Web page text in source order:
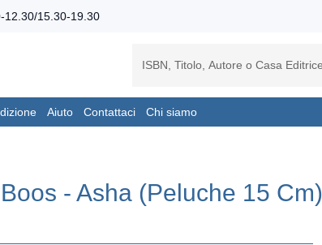
12.30/15.30-19.30
Aiuto Contattaci Chi siamo
- Asha (Peluche 15 Cm)